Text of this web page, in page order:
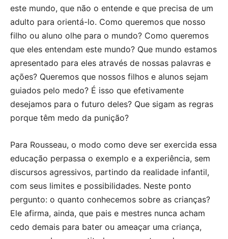
este mundo, que não o entende e que precisa de um
adulto para orientá-lo. Como queremos que nosso
filho ou aluno olhe para o mundo? Como queremos
que eles entendam este mundo? Que mundo estamos
apresentado para eles através de nossas palavras e
ações? Queremos que nossos filhos e alunos sejam
guiados pelo medo? É isso que efetivamente
desejamos para o futuro deles? Que sigam as regras
porque têm medo da punição?
Para Rousseau, o modo como deve ser exercida essa
educação perpassa o exemplo e a experiência, sem
discursos agressivos, partindo da realidade infantil,
com seus limites e possibilidades. Neste ponto
pergunto: o quanto conhecemos sobre as crianças?
Ele afirma, ainda, que pais e mestres nunca acham
cedo demais para bater ou ameaçar uma criança,